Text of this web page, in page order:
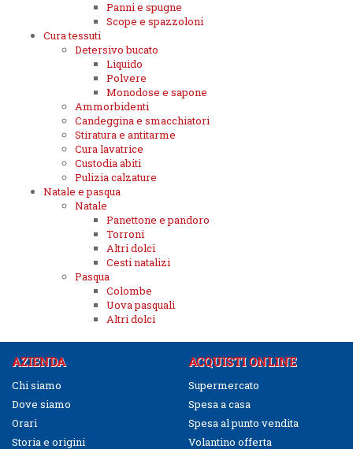
Panni e spugne
Scope e spazzoloni
Cura tessuti
Detersivo bucato
Liquido
Polvere
Monodose e sapone
Ammorbidenti
Candeggina e smacchiatori
Stiratura e antitarme
Cura lavatrice
Custodia abiti
Pulizia calzature
Natale e pasqua
Natale
Panettone e pandoro
Torroni
Altri dolci
Cesti natalizi
Pasqua
Colombe
Uova pasquali
Altri dolci
AZIENDA
Chi siamo
Dove siamo
Orari
Storia e origini
ACQUISTI ONLINE
Supermercato
Spesa a casa
Spesa al punto vendita
Volantino offerta